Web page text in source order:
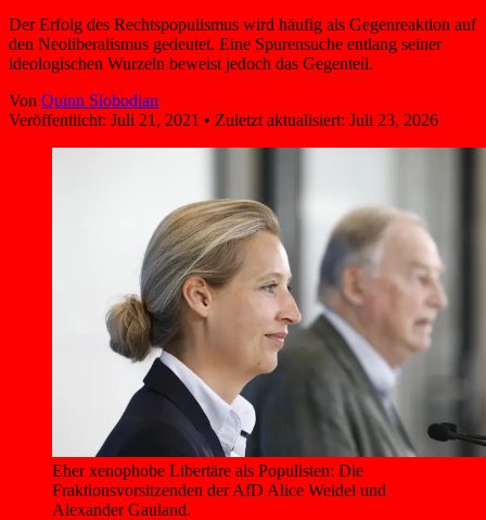
Der Erfolg des Rechtspopulismus wird häufig als Gegenreaktion auf
den Neoliberalismus gedeutet. Eine Spurensuche entlang seiner
ideologischen Wurzeln beweist jedoch das Gegenteil.
Von Quinn Slobodian
Veröffentlicht: Juli 21, 2021 • Zuletzt aktualisiert: Juli 23, 2026
Eher xenophobe Libertäre als Populisten: Die
Fraktionsvorsitzenden der AfD Alice Weidel und
Alexander Gauland.